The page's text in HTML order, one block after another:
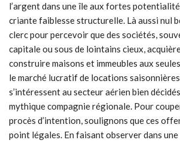
l’argent dans une île aux fortes
criante faiblesse structurelle. Là aussi nul
clerc pour percevoir que des sociétés,
capitale ou sous de lointains cieux,
construire maisons et immeubles aux
le marché lucratif de locations
s’intéressent au secteur aérien bien
mythique compagnie régionale. Pour
procès d’intention, soulignons que ces
point légales. En faisant observer dans